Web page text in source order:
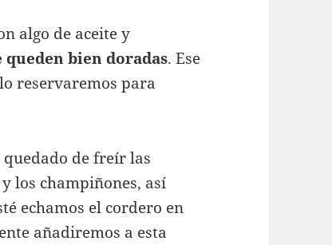
algo de aceite y
queden bien doradas. Ese
reservaremos para
quedado de freír las
los champiñones, así
echamos el cordero en
añadiremos a esta